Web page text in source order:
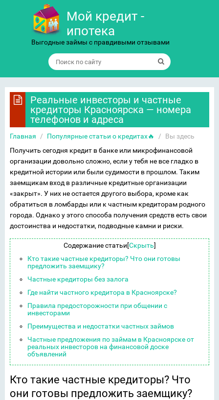
Мой кредит -
ипотека
Выгодные займы с правдивыми отзывами
Реальные инвесторы и частные
кредиторы Красноярска — номера
телефонов и адреса
Главная / Популярные статьи о кредитах🔥 /
Вы здесь
Получить сегодня кредит в банке или микрофинансовой
организации довольно сложно, если у тебя не все гладко в
кредитной истории или были судимости в прошлом. Таким
заемщикам вход в различные кредитные организации
«закрыт». У них не остается другого выбора, кроме как
обратиться в ломбарды или к частным кредиторам родного
города. Однако у этого способа получения средств есть свои
достоинства и недостатки, подводные камни и риски.
Содержание статьи[Скрыть]
Кто такие частные кредиторы? Что они готовы
предложить заемщику?
Частные кредиторы без залога
Где найти частного кредитора в Красноярске?
Правила предосторожности при общении с
инвесторами
Преимущества и недостатки частных займов
Частные предложения по займам в Красноярске от
реальных инвесторов на финансовой доске
объявлений
Кто такие частные кредиторы? Что
они готовы предложить заемщику?